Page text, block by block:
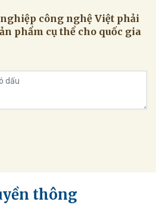
công nghệ Việt phải
phẩm cụ thể cho quốc gia
thông